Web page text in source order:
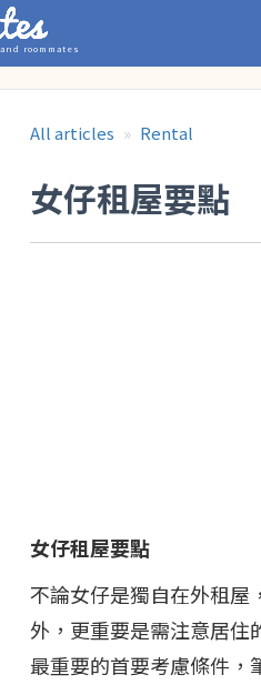
roommates
All articles Rental
女仔租屋要點
女仔租屋要點
不論女仔是獨自在外租屋
外，更重要是需注意居住
最重要的首要考慮條件，